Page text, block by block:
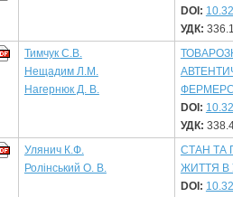
DOI:
УДК:
Тимчук С.В.
Нещадим Л.М.
Нагернюк Д. В.
DOI:
УДК:
Улянич К.Ф.
Ролінський О. В.
СТАН ТА
ЖИТТЯ В
DOI: